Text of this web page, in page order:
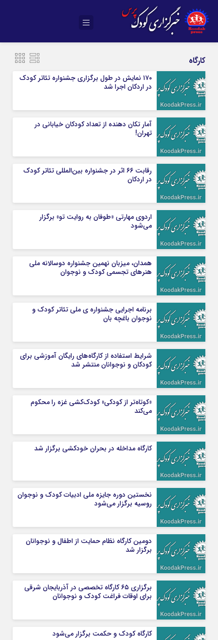
کارگاه
۱۷۰ نمایش در طول برگزاری جشنواره تئاتر کودک
در اردکان اجرا شد
آمار تکان دهنده از تعداد کودکان خیابانی در
تهران!
رقابت ۶۶ اثر در جشنواره بین‌المللی تئاتر کودک
در اردکان
اردوی مهارتی «طوفان به روایت تو» برگزار
می‌شود
همدان، میزبان نهمین جشنواره دوسالانه ملی
هنر‌های تجسمی کودک و نوجوان
برنامه اجرایی جشنواره ی ملی تئاتر کودک و
نوجوان باغچه بان
شرایط استفاده از کارگاه‌های رایگان آموزشی برای
کودکان و نوجوانان منتشر شد
«کوتاه‌تر از کودکی» کودک‌کشی غزه را محکوم
می‌کند
کارگاه مداخله در بحران خودکشی برگزار شد
نخستین دوره جایزه ملی ادبیات کودک و نوجوان
روسیه برگزار می‌شود
دومین کارگاه نظام حمایت از اطفال و نوجوانان
برگزار شد
برگزاری ۶۵ کارگاه تخصصی در آذربایجان شرقی
برای اوقات فراغت کودک و نوجوانان
کارگاه کودک و حکمت برگزار می‌شود